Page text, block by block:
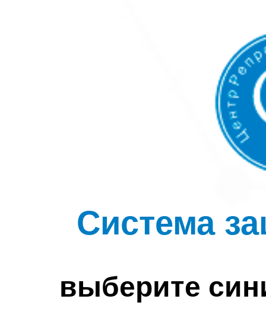
Система
выберите